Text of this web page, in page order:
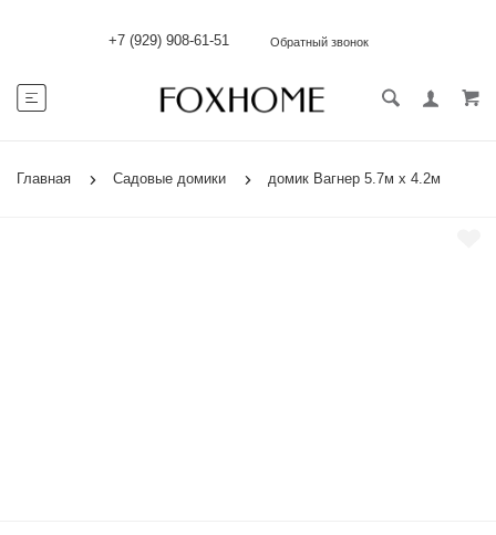
+7 (929) 908-61-51 Обратный звонок
Главная Садовые домики домик Вагнер 5.7м х 4.2м